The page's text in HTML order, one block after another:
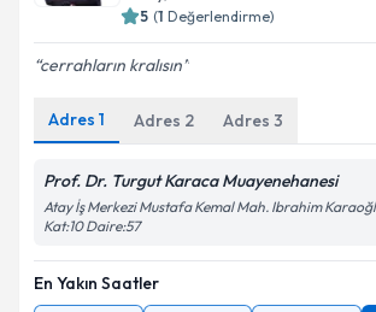
5 (1 Değerlendirme)
cerrahların kralısın
Adres 1 Adres 2 Adres 3
Prof. Dr. Turgut Karaca Muayenehanesi
Atay İş Merkezi Mustafa Kemal Mah. Ibrahim
Kat:10 Daire:57
En Yakın Saatler